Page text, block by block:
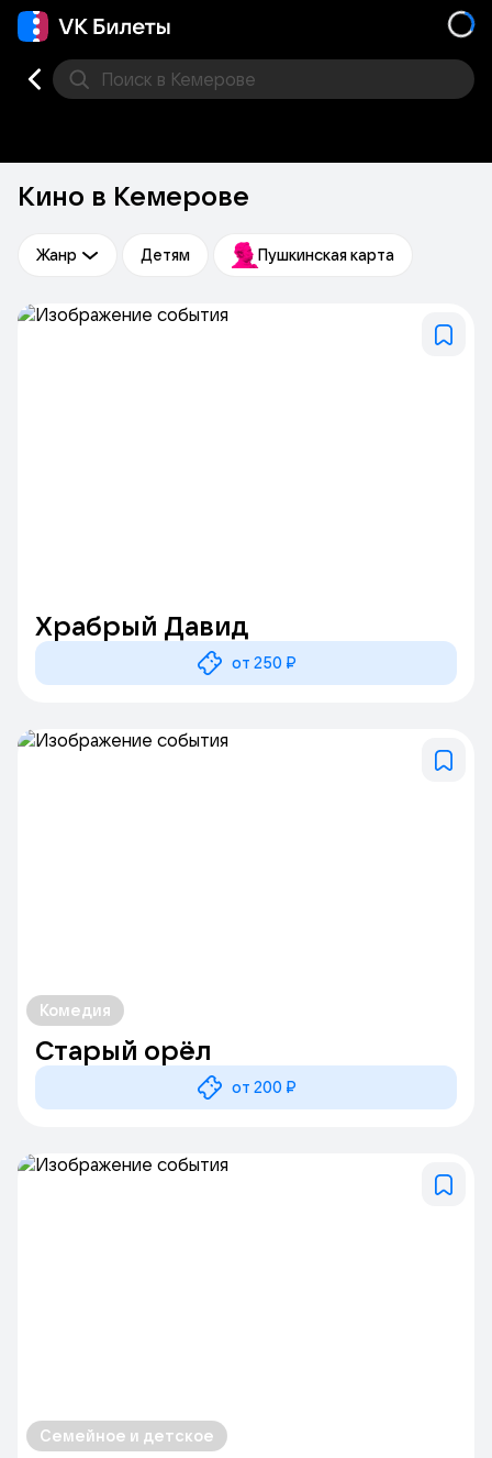
Поиск в Кемерове
Кино в Кемерове
Жанр Детям Пушкинская карта
Храбрый Давид
от 250 ₽
Комедия
Старый орёл
от 200 ₽
Семейное и детское